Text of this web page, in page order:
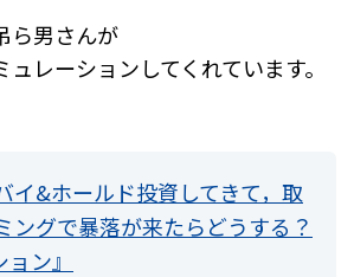
ら男さんが
レーションしてくれています。
イ&ホールド投資してきて， 取
ングで暴落が来たらどうする？
ン』